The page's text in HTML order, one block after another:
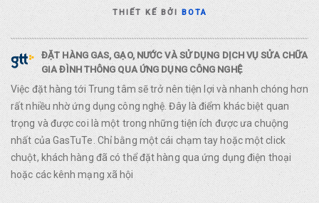
THIẾT KẾ BỞIBOTA
ĐẶT HÀNG GAS, GẠO, NƯỚC VÀ SỬ DỤNG DỊCH VỤ SỬA CHỮA
GIA ĐÌNH THÔNG QUA ỨNG DỤNG CÔNG NGHỆ
Việc đặt hàng tới Trung tâm sẽ trở nên tiện lợi và nhanh chóng hơn
rất nhiều nhờ ứng dụng công nghệ. Đây là điểm khác biệt quan
trọng và được coi là một trong những tiện ích được ưa chuộng
nhất của GasTuTe. Chỉ bằng một cái chạm tay hoặc một click
chuột, khách hàng đã có thể đặt hàng qua ứng dụng điện thoại
hoặc các kênh mạng xã hội